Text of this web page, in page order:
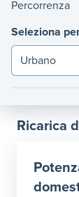
Percorrenza
Seleziona
Ricarica